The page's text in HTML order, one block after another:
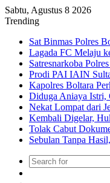
Sabtu, Agustus 8 2026
Trending
Sat Binmas Polres
Lagada FC Melaju
Satresnarkoba
Prodi PAI IAIN
Kapolres Boltara
Diduga Aniaya
Nekat Lompat dari
Kembali Digelar,
Tolak Cabut
Sebulan Tanpa